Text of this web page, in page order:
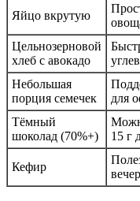
Яйцо вкрутую
Цельнозерновой
хлеб с авокадо
Небольшая
порция семечек
для
Тёмный
шоколад (70%+)
15 г
Кефир